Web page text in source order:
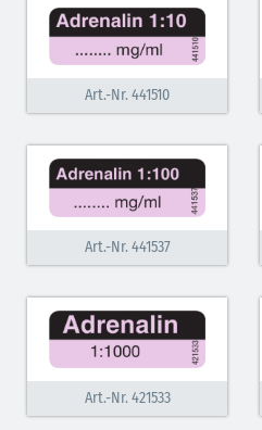
Hormone (braun-beige)
Hormone Insulin (braun-gelb)
Art.-Nr. 441510
Art.-Nr. 441537
Art.-Nr. 421533